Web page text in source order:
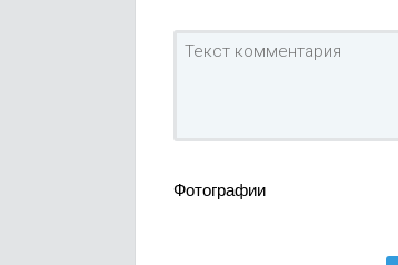
Фотографии